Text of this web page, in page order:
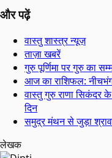
और पढ़ें
वास्तु शास्त्र न्यूज़
ताज़ा खबरें
गुरु पूर्णिमा पर गुरु का
आज का राशिफल: नीचभंग
वास्तु गुरु राणा
दिन
समुद्र मंथन से जुड़ा
लेखक